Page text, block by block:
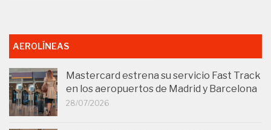
AEROLÍNEAS
Mastercard estrena su servicio Fast Track
en los aeropuertos de Madrid y Barcelona
28/07/2026